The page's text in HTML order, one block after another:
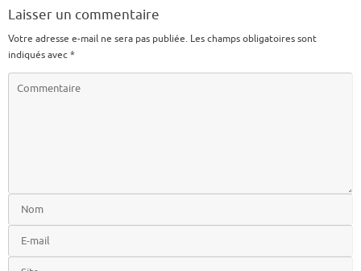
Laisser un commentaire
Votre adresse e-mail ne sera pas publiée. Les champs obligatoires sont
indiqués avec*